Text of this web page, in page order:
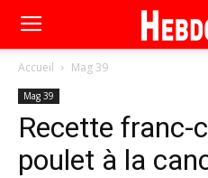
Accueil Mag 39
Mag 39
Recette franc-
poulet à la